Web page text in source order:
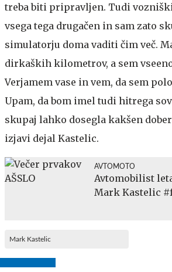
treba biti pripravljen. Tudi
vsega tega drugačen in sam zato
simulatorju doma vaditi čim več.
dirkaških kilometrov, a sem
Verjamem vase in vem, da sem
Upam, da bom imel tudi hitrega
skupaj lahko dosegla kakšen
izjavi dejal Kastelic.
AVTOMOTO
Avtomobilist
Mark Kastelic
Mark Kastelic